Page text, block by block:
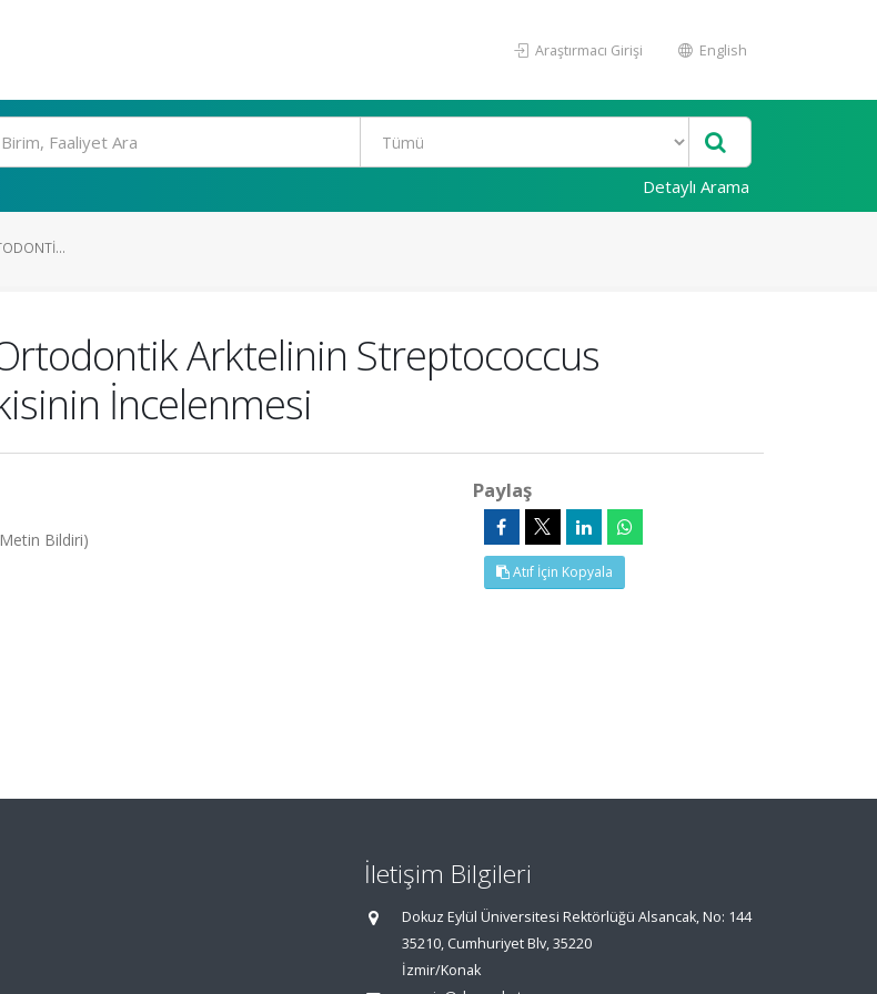
Araştırmacı Girişi English
Detaylı Arama
Arktelinin Streptococcus
İncelenmesi
Bildiri)
Paylaş
Atıf İçin Kopyala
İletişim Bilgileri
Dokuz Eylül Üniversitesi Rektörlüğü Alsancak, No: 144
35210, Cumhuriyet Blv, 35220
İzmir/Konak